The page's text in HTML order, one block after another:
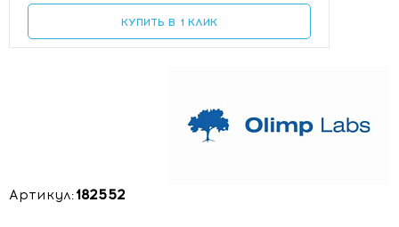
КУПИТЬ В 1 КЛИК
Артикул:182552